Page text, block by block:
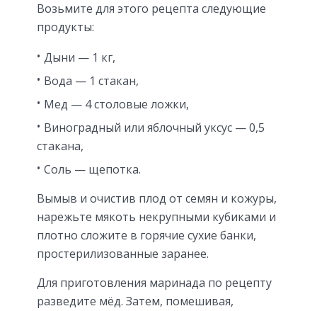
Возьмите для этого рецепта следующие
продукты:
Дыни — 1 кг,
Вода — 1 стакан,
Мед — 4 столовые ложки,
Виноградный или яблочный уксус — 0,5
стакана,
Соль — щепотка.
Вымыв и очистив плод от семян и кожуры,
нарежьте мякоть некрупными кубиками и
плотно сложите в горячие сухие банки,
простерилизованные заранее.
Для приготовления маринада по рецепту
разведите мёд. Затем, помешивая,